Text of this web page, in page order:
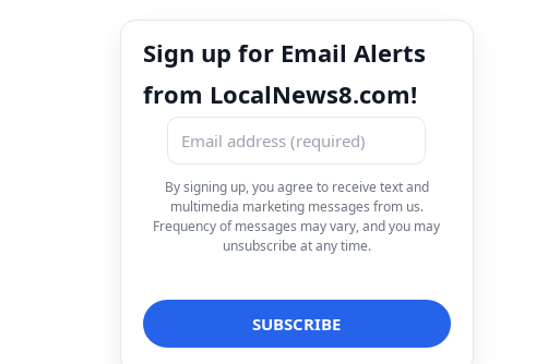
Sign up for Email Alerts
from LocalNews8.com!
By signing up, you agree to receive text and
multimedia marketing messages from us.
Frequency of messages may vary, and you may
unsubscribe at any time.